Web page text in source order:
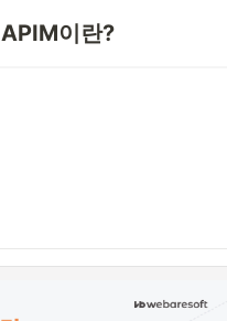
APIM이란?
APINEX